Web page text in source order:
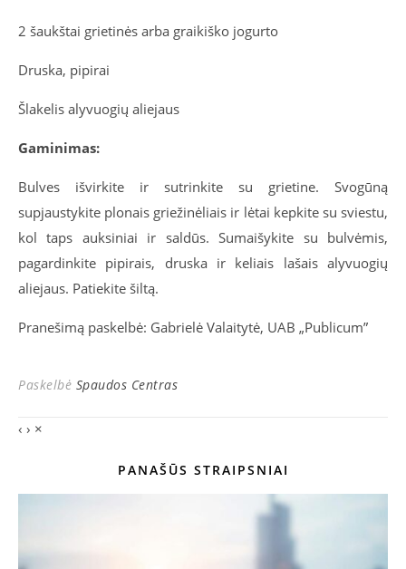
2 šaukštai grietinės arba graikiško jogurto
Druska, pipirai
Šlakelis alyvuogių aliejaus
Gaminimas:
Bulves išvirkite ir sutrinkite su grietine. Svogūną
supjaustykite plonais griežinėliais ir lėtai kepkite su sviestu,
kol taps auksiniai ir saldūs. Sumaišykite su bulvėmis,
pagardinkite pipirais, druska ir keliais lašais alyvuogių
aliejaus. Patiekite šiltą.
Pranešimą paskelbė: Gabrielė Valaitytė, UAB „Publicum”
Paskelbė Spaudos Centras
‹ › ×
PANAŠŪS STRAIPSNIAI